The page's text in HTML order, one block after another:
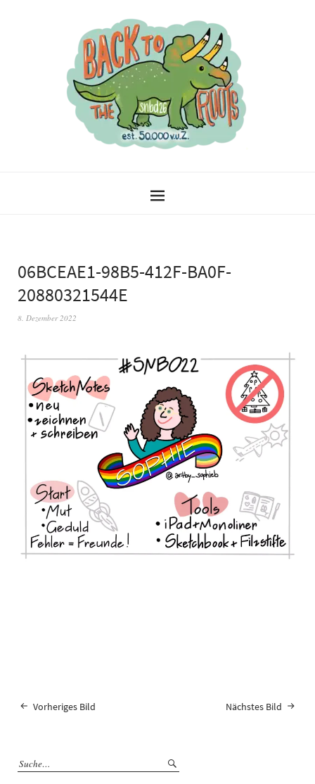
06BCEAE1-98B5-412F-BA0F-
20880321544E
8. Dezember 2022
Nächstes Bild
Vorheriges Bild